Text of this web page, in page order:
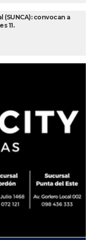
(SUNCA): convocan a
11.